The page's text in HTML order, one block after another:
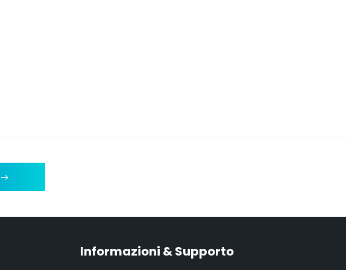
Informazioni & Supporto